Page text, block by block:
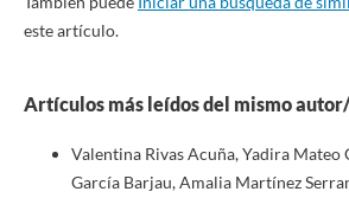
este artículo.
Artículos más leídos del mismo
Valentina Rivas Acuña, Yadira
García Barjau, Amalia Martínez